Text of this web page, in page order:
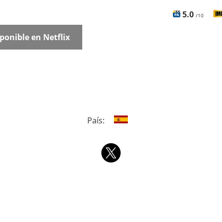
5.0 /10
en Netflix
País: